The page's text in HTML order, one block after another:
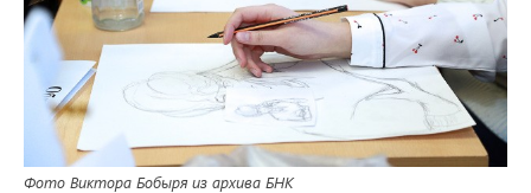
Фото Виктора Бобыря из архива БНК